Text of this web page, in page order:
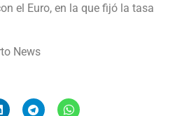
el Euro, en la que fijó la tasa
News